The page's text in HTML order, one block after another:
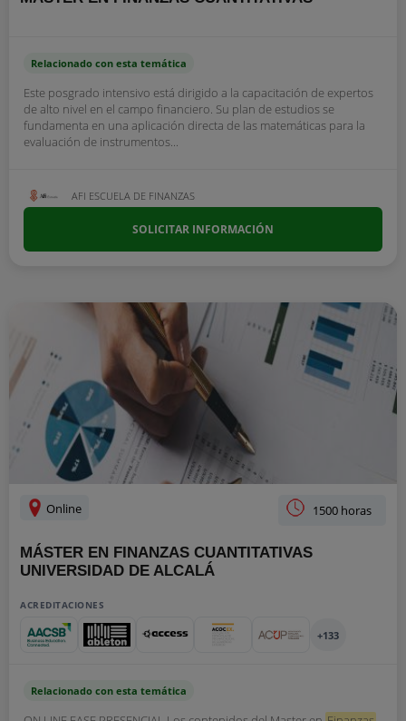
Relacionado con esta temática
Este posgrado intensivo está dirigido a la capacitación de expertos
de alto nivel en el campo financiero. Su plan de estudios se
fundamenta en una aplicación directa de las matemáticas para la
evaluación de instrumentos...
AFI ESCUELA DE FINANZAS
SOLICITAR INFORMACIÓN
Online 1500 horas
MÁSTER EN FINANZAS CUANTITATIVAS
UNIVERSIDAD DE ALCALÁ
ACREDITACIONES
+133
Relacionado con esta temática